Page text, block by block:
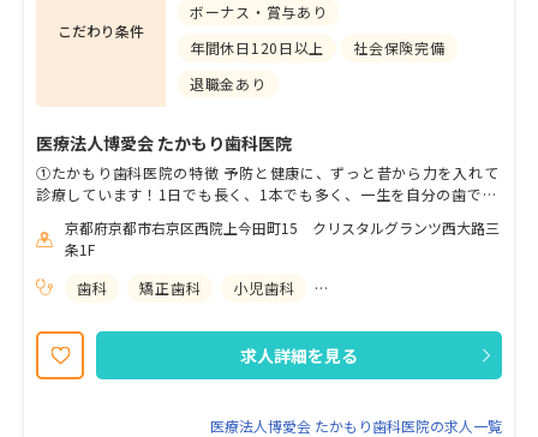
こだわり条件
ボーナス・賞与あり
年間休日120日以上
社会保険完備
退職金あり
医療法人博愛会 たかもり歯科医院
①たかもり歯科医院の特徴 予防と健康に、ずっと昔から力を入れて
診療しています！1日でも長く、1本でも多く、一生を自分の歯で過
うに、お口の健康を守り続ける歯科医院を目指しています。 ②求め
る人物像 ・思いやりや、いつも笑顔でいるような方 ・周りとの協
調性、スピード感や状況判断に優れたり、全体を観る意識がある方
・ホスピタリティやお客様満足についても考える意識がある方 この
ますので、ご応募お待ちしております！ （※95%以上が見学から面
接して採用）
京都府京都市右京区西院上今田町15 クリスタルグランツ西大路三
条1F
歯科
矯正歯科 小児歯科
求人詳細を見る
医療法人博愛会 たかもり歯科医院の求人一覧